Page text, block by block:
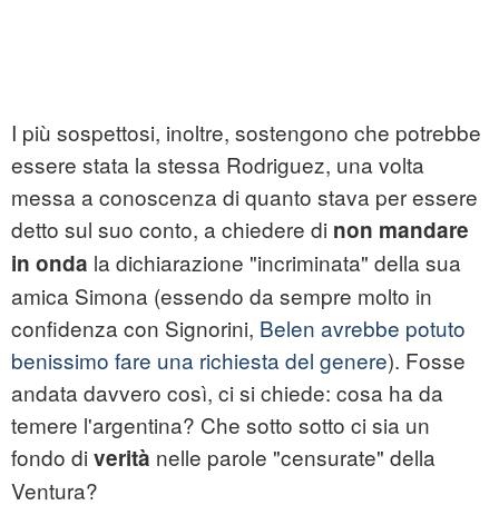
I più sospettosi, inoltre, sostengono che potrebbe
essere stata la stessa Rodriguez, una volta
messa a conoscenza di quanto stava per essere
detto sul suo conto, a chiedere di non mandare
in onda la dichiarazione "incriminata" della sua
amica Simona (essendo da sempre molto in
confidenza con Signorini, Belen avrebbe potuto
benissimo fare una richiesta del genere). Fosse
andata davvero così, ci si chiede: cosa ha da
temere l'argentina? Che sotto sotto ci sia un
fondo di verità nelle parole "censurate" della
Ventura?